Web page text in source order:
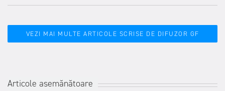
VEZI MAI MULTE ARTICOLE SCRISE DE DIFUZOR GF
Articole asemănătoare